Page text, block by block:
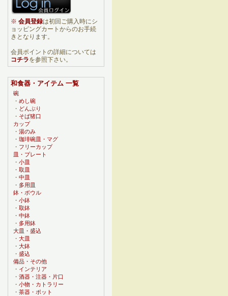
※ 会員登録は初回ご購入時にシ
ョッピングカートからのお手続
きとなります。
会員ポイントの詳細については
コチラを参照下さい。
和食器・アイテム 一覧
碗
・ めし碗
・ どんぶり
・ そば猪口
カップ
・ 湯のみ
・ 珈琲碗皿・マグ
・ フリーカップ
皿・プレート
・ 小皿
・ 取皿
・ 中皿
・ 多用皿
鉢・ボウル
・ 小鉢
・ 取鉢
・ 中鉢
・ 多用鉢
大皿・盛込
・ 大皿
・ 大鉢
・ 盛込
備品・その他
・ インテリア
・ 酒器・注器・片口
・ 小物・カトラリー
・ 茶器・ポット